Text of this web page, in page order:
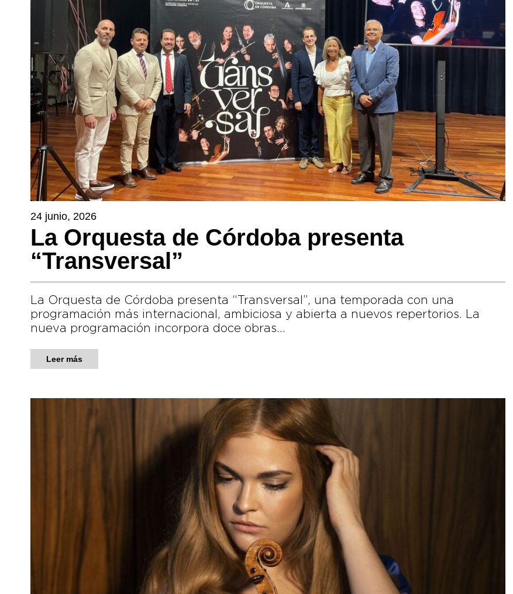
24 junio, 2026
La Orquesta de Córdoba presenta
“Transversal”
La Orquesta de Córdoba presenta “Transversal”, una temporada con una
programación más internacional, ambiciosa y abierta a nuevos repertorios. La
nueva programación incorpora doce obras…
Leer más